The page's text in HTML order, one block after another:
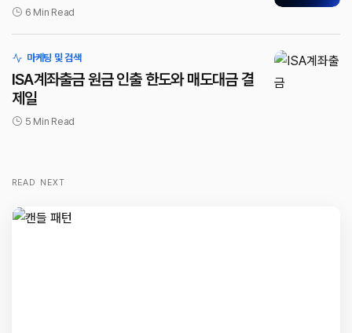
6 Min Read
마케팅 및 검색
ISA계좌출금 원금 인출 한도와 매도대금 결
제일
5 Min Read
READ NEXT